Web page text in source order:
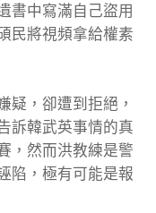
書中寫滿自己盜用
民將視頻拿給權素
疑，卻遭到拒絕，
訴韓武英事情的真
，然而洪教練是警
陷，極有可能是報